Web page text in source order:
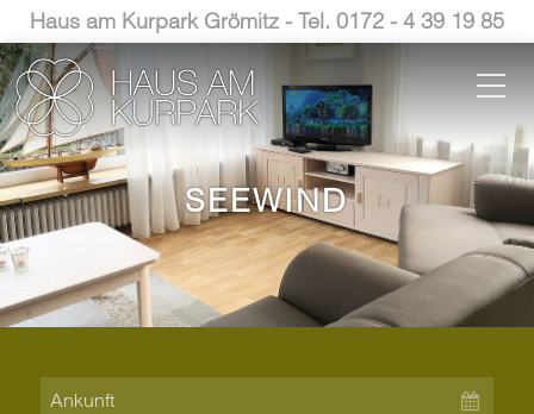
Haus am Kurpark Grömitz - Tel. 0172 - 4 39 19 85
SEEWIND